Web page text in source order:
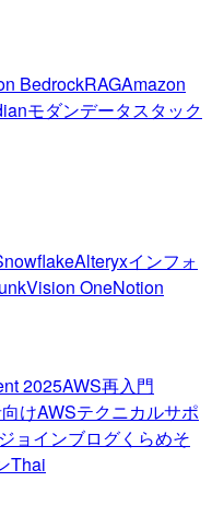
BedrockRAGAmazon
モダンデータスタック
Alteryxインフォ
Vision OneNotion
2025AWS再入門
けAWSテクニカルサポ
ジョインブログくらめそ
Thai